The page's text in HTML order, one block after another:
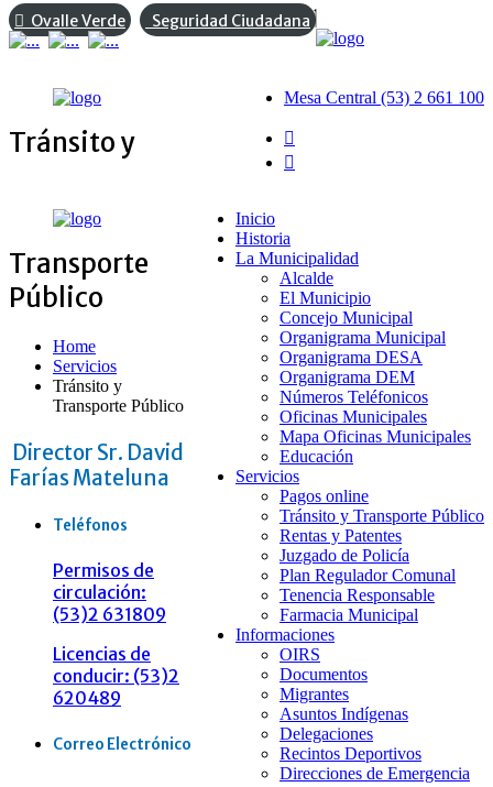
Ovalle Verde Seguridad Ciudadana
Mesa Central (53) 2 661 100
Inicio
Historia
La Municipalidad
Alcalde
El Municipio
Concejo Municipal
Organigrama Municipal
Organigrama DESA
Organigrama DEM
Números Teléfonicos
Oficinas Municipales
Mapa Oficinas Municipales
Educación
Servicios
Pagos online
Tránsito y Transporte Público
Rentas y Patentes
Juzgado de Policía
Plan Regulador Comunal
Tenencia Responsable
Farmacia Municipal
Informaciones
OIRS
Documentos
Migrantes
Asuntos Indígenas
Delegaciones
Recintos Deportivos
Direcciones de Emergencia
Tránsito y
Transporte
Público
Home
Servicios
Tránsito y
Transporte Público
Director Sr. David
Farías Mateluna
Teléfonos
Permisos de
circulación:
(53)2 631809
Licencias de
conducir: (53)2
620489
Correo Electrónico